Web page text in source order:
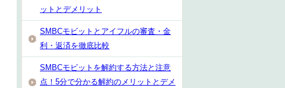
ットとデメリット
SMBCモビットとアイフルの審査・金
利・返済を徹底比較
SMBCモビットを解約する方法と注意
点！5分で分かる解約のメリットとデメ